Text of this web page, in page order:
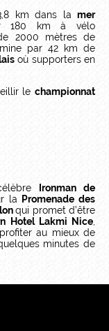
km dans lamer
180 km à vélo
2000 mètres de
par 42 km de
où supporters en
lechampionnat
Ironman de
la
Promenade des
qui promet d’être
Hotel Lakmi Nice
au mieux de
minutes de